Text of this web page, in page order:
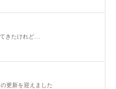
きたけれど…
更新を迎えました